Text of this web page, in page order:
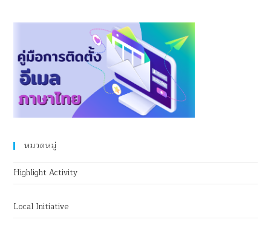
หมวดหมู่
Highlight Activity
Local Initiative